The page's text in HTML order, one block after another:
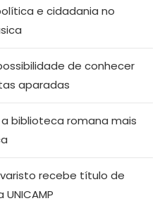
e cidadania no
de conhecer
aparadas
biblioteca romana mais
recebe título de